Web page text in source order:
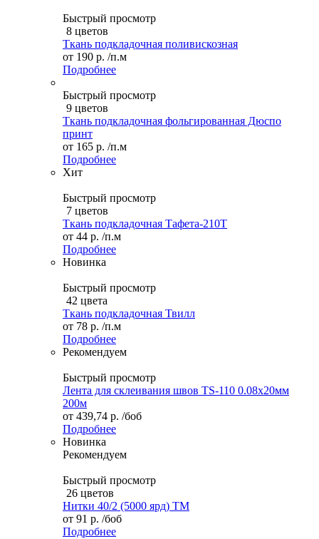
Быстрый просмотр
8 цветов
Ткань подкладочная поливискозная
от 190 р. /п.м
Подробнее
Быстрый просмотр
9 цветов
Ткань подкладочная фольгированная Дюспо
принт
от 165 р. /п.м
Подробнее
Хит
Быстрый просмотр
7 цветов
Ткань подкладочная Тафета-210T
от 44 р. /п.м
Подробнее
Новинка
Быстрый просмотр
42 цвета
Ткань подкладочная Твилл
от 78 р. /п.м
Подробнее
Рекомендуем
Быстрый просмотр
Лента для склеивания швов TS-110 0.08х20мм
200м
от 439,74 р. /боб
Подробнее
Новинка
Рекомендуем
Быстрый просмотр
26 цветов
Нитки 40/2 (5000 ярд) ТМ
от 91 р. /боб
Подробнее